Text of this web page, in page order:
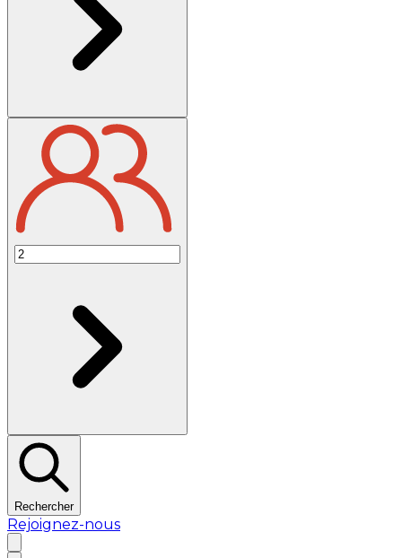
Rechercher
Rejoignez-nous